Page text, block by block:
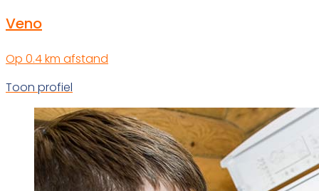
Veno
Op 0.4 km afstand
Toon profiel